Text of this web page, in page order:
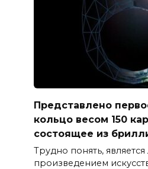
Представлено
кольцо весом 150
состоящее из
Трудно понять, является
произведением